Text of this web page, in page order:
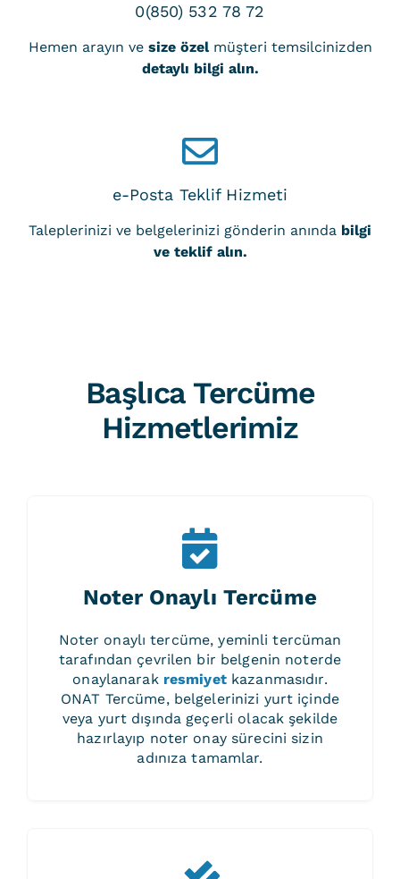
0(850) 532 78 72
Hemen arayın ve size özelmüşteri temsilcinizden
detaylı bilgi alın.
e-Posta Teklif Hizmeti
Taleplerinizi ve belgelerinizi gönderin anında bilgi
ve teklif alın.
Başlıca Tercüme
Hizmetlerimiz
Noter Onaylı Tercüme
Noter onaylı tercüme, yeminli tercüman
tarafından çevrilen bir belgenin noterde
onaylanarak resmiyetkazanmasıdır.
ONAT Tercüme, belgelerinizi yurt içinde
veya yurt dışında geçerli olacak şekilde
hazırlayıp noter onay sürecini sizin
adınıza tamamlar.